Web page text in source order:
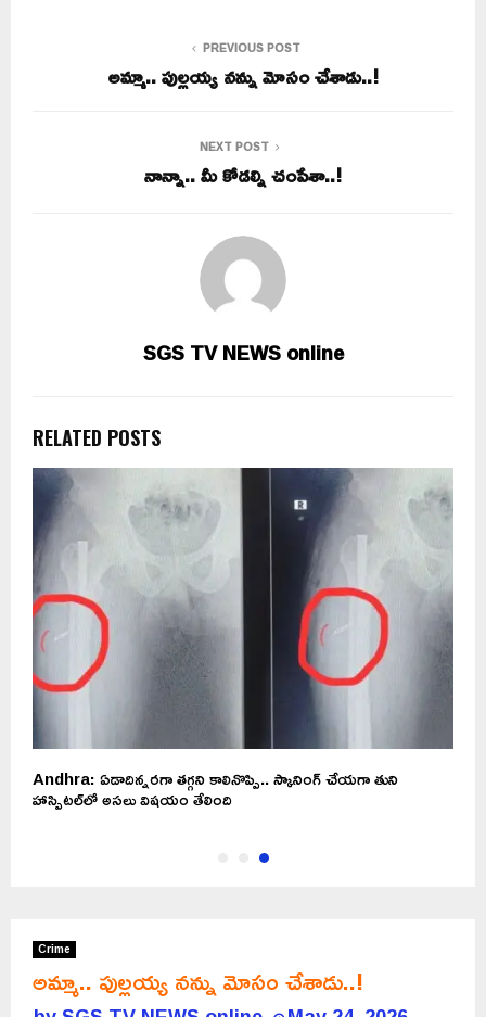
PREVIOUS POST
అమ్మా.. పుల్లయ్య నన్ను మోసం చేశాడు..!
NEXT POST
నాన్నా.. మీ కోడల్ని చంపేశా..!
SGS TV NEWS online
RELATED POSTS
Andhra: ఏడాదిన్నరగా తగ్గని కాలినొప్పి.. స్కానింగ్ చేయగా తుని
హాస్పిటల్‌లో అసలు విషయం తేలింది
Crime
అమ్మా.. పుల్లయ్య నన్ను మోసం చేశాడు..!